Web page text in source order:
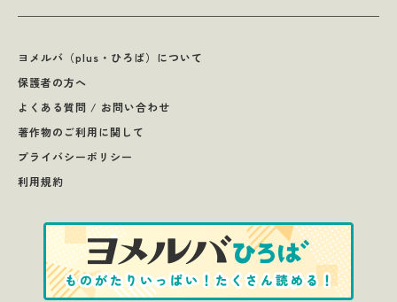
ヨメルバ（plus・ひろば）について
保護者の方へ
よくある質問 / お問い合わせ
著作物のご利用に関して
プライバシーポリシー
利用規約